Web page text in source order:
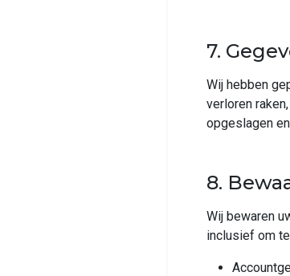
7.
Wij hebben
verloren
opgeslagen
8.
Wij bewaren
inclusief om